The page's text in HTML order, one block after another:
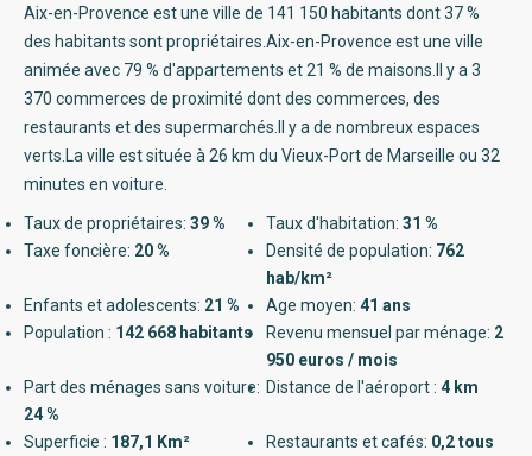
Aix-en-Provence est une ville de 141 150 habitants dont 37 %
des habitants sont propriétaires.Aix-en-Provence est une ville
animée avec 79 % d'appartements et 21 % de maisons.Il y a 3
370 commerces de proximité dont des commerces, des
restaurants et des supermarchés.Il y a de nombreux espaces
verts.La ville est située à 26 km du Vieux-Port de Marseille ou 32
minutes en voiture.
Taux de propriétaires: 39 % Taux d'habitation: 31 %
Taxe foncière: 20 % Densité de population: 762
hab/km²
Enfants et adolescents: 21 % Age moyen: 41 ans
Population : 142 668 habitants Revenu mensuel par ménage: 2
950 euros / mois
Part des ménages sans voiture:
24 %
Distance de l'aéroport : 4 km
Superficie : 187,1 Km² Restaurants et cafés: 0,2 tous